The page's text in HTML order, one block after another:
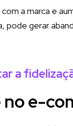
a marca e
pode gerar
a
e-